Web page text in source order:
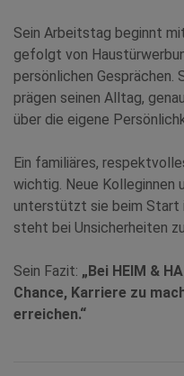
Sein Arbeitstag beginnt
gefolgt von
persönlichen Gesprächen.
prägen seinen Alltag,
über die eigene
Ein familiäres,
wichtig. Neue Kolleginnen
unterstützt sie beim Start
steht bei Unsicherheiten
Sein Fazit: „Bei HEIM &
Chance, Karriere zu
erreichen.“